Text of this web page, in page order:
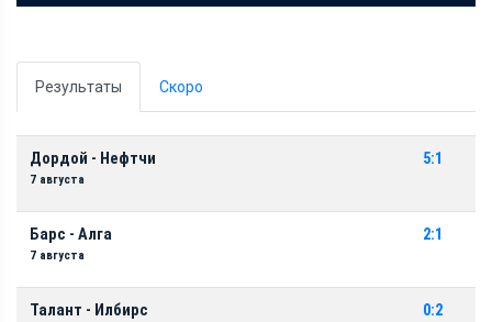
Результаты Скоро
Дордой - Нефтчи
7 августа
5:1
Барс - Алга
7 августа
2:1
Талант - Илбирс 0:2